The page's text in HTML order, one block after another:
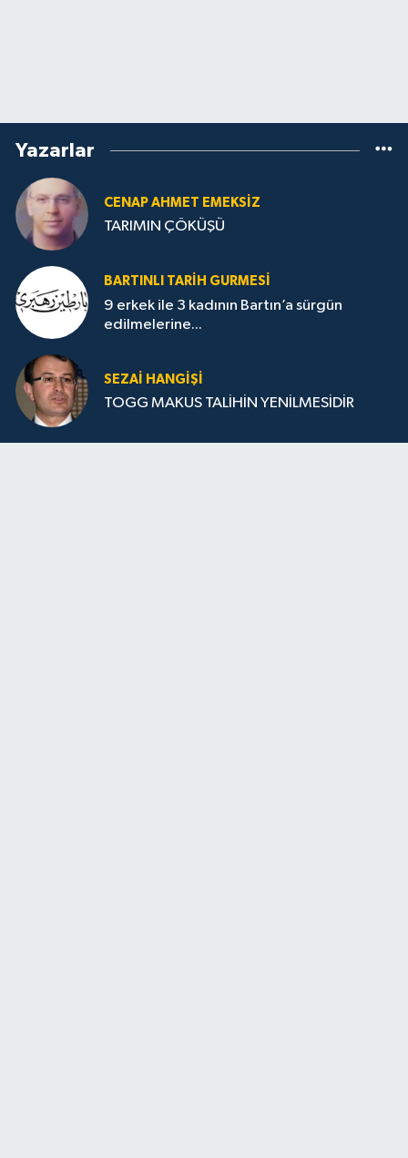
Yazarlar
CENAP AHMET EMEKSİZ
TARIMIN ÇÖKÜŞÜ
BARTINLI TARIH GURMESI
9 erkek ile 3 kadının Bartın’a sürgün
edilmelerine...
SEZAI HANGİŞİ
TOGG MAKUS TALİHİN YENİLMESİDİR